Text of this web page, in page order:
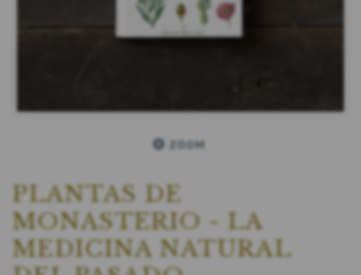
ZOOM
PLANTAS DE
MONASTERIO - LA
MEDICINA NATURAL